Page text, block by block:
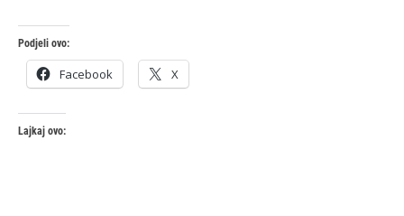
Podjeli ovo:
Facebook X
Lajkaj ovo: